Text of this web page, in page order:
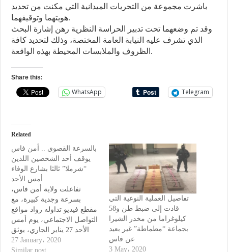
باشرت مجموعة من التحريات الميدانية التي مكنت من تحديد
هويتهما وتوقيفهما.
وقد تم وضعهما تحت تدبير الحراسة النظرية رهن إشارة البحث
الذي تشرف عليه النيابة العامة المختصة، وذلك لتحديد كافة
الظروف والملابسات المحيطة بهذه الواقعة.
Share this:
WhatsApp Telegram
Related
بالسرعة القصوى .. أمن فاس
يوقف أحد الشخصين اللذين
“شرملا” ثالثا بشارع الوفاء
أمس الأحد
تفاعلت ولاية أمن فاس،
بسرعة وجدية كبيرة، مع
مقطع فيديو تداوله رواد مواقع
التواصل الاجتماعي، يوم أمس
الأحد 27 يناير الجاري، يوثق
لواقعة قيام شخصين بتعريض
ضحية للضرب والجرح
27 January، 2020
Similar post
تفاصيل العملية النوعية التي
قادت إلى ضبط طن و58
كيلوغراما من مخدر الشيرا
بجماعة “مطماطة” غير بعيد
عن فاس
3 May، 2020